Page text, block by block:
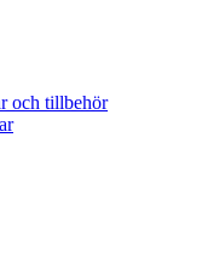
och tillbehör